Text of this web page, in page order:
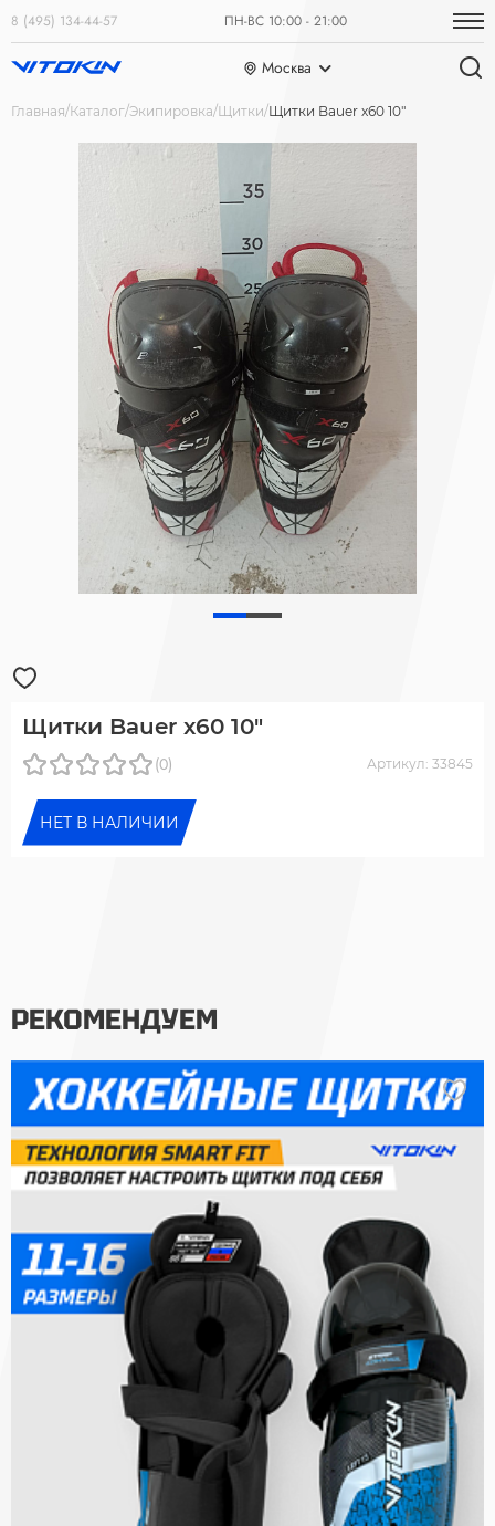
8 (495) 134-44-57 ПН-ВС 10:00 - 21:00
Москва
Главная Каталог Экипировка Щитки Щитки Bauer x60 10"
Щитки Bauer x60 10"
(0) Артикул: 33845
НЕТ В НАЛИЧИИ
РЕКОМЕНДУЕМ